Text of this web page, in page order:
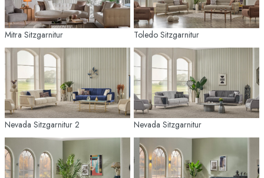
Mitra Sitzgarnitur Toledo Sitzgarnitur
Nevada Sitzgarnitur 2 Nevada Sitzgarnitur